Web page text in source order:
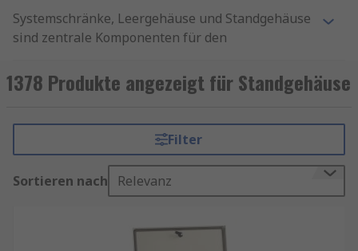
Systemschränke, Leergehäuse und Standgehäuse
sind zentrale Komponenten für den
Automatisierungs- und Elektroinstallationen. Sie
dienen nicht nur der sicheren Aufnahme
diese zuverlässig vor äußeren Einflüssen wie
Staub, Feuchtigkeit oder mechanischen
Gehäusesysteme – meist aus
1378 Produkte angezeigt für Standgehäuse
Filter
Sortieren nach Relevanz